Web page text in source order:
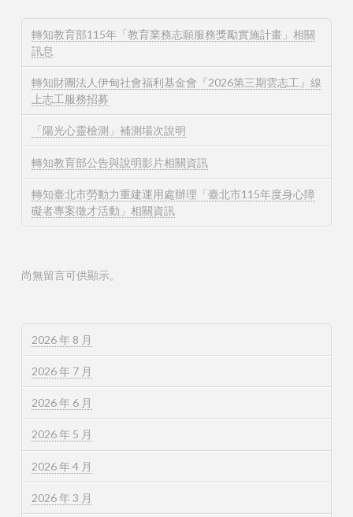
轉知教育部115年「教育業務志願服務獎勵實施計畫」相關
訊息
轉知財團法人伊甸社會福利基金會『2026第三期雲志工』線
上志工服務招募
「陽光心靈檢測」補測場次說明
轉知教育部公告與說明影片相關資訊
轉知臺北市勞動力重建運用處辦理「臺北市115年度身心障
礙者專案徵才活動」相關資訊
尚無留言可供顯示。
2026 年 8 月
2026 年 7 月
2026 年 6 月
2026 年 5 月
2026 年 4 月
2026 年 3 月